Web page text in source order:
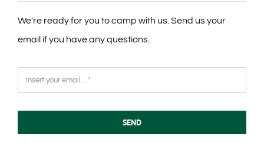
We're ready for you to camp with us. Send us your
email if you have any questions.
SEND